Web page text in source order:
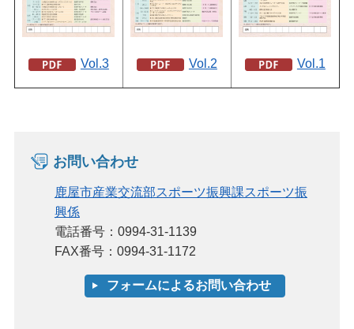
Vol.3 Vol.2 Vol.1
お問い合わせ
鹿屋市産業交流部スポーツ振興課スポーツ振
興係
電話番号：0994-31-1139
FAX番号：0994-31-1172